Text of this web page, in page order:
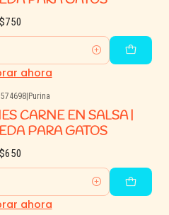
$750
ahora
Purina
CARNE EN SALSA |
PARA GATOS
$650
ahora